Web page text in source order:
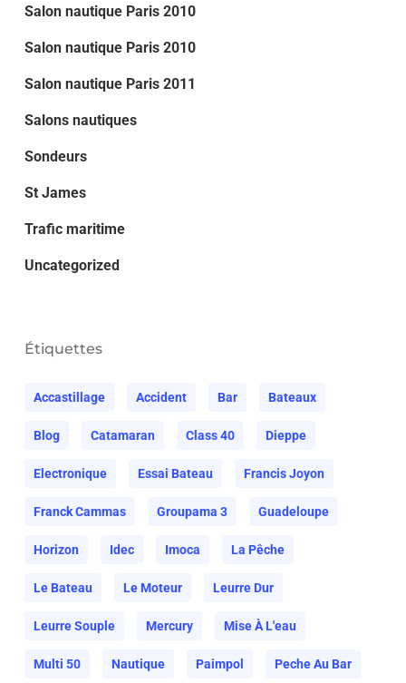
Salon nautique Paris 2010
Salon nautique Paris 2010
Salon nautique Paris 2011
Salons nautiques
Sondeurs
St James
Trafic maritime
Uncategorized
Étiquettes
Accastillage Accident Bar Bateaux
Blog Catamaran Class 40 Dieppe
Electronique Essai Bateau Francis Joyon
Franck Cammas Groupama 3 Guadeloupe
Horizon Idec Imoca La Pêche
Le Bateau Le Moteur Leurre Dur
Leurre Souple Mercury Mise À L'eau
Multi 50 Nautique Paimpol Peche Au Bar